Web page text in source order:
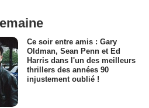
Ce soir entre amis : Gary
Oldman, Sean Penn et Ed
Harris dans l'un des meilleurs
thrillers des années 90
injustement oublié !